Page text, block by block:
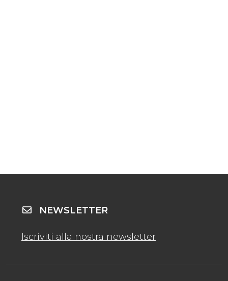
NEWSLETTER
Iscriviti alla nostra newsletter